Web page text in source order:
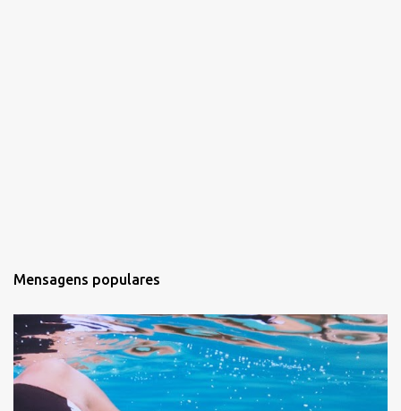
Mensagens populares